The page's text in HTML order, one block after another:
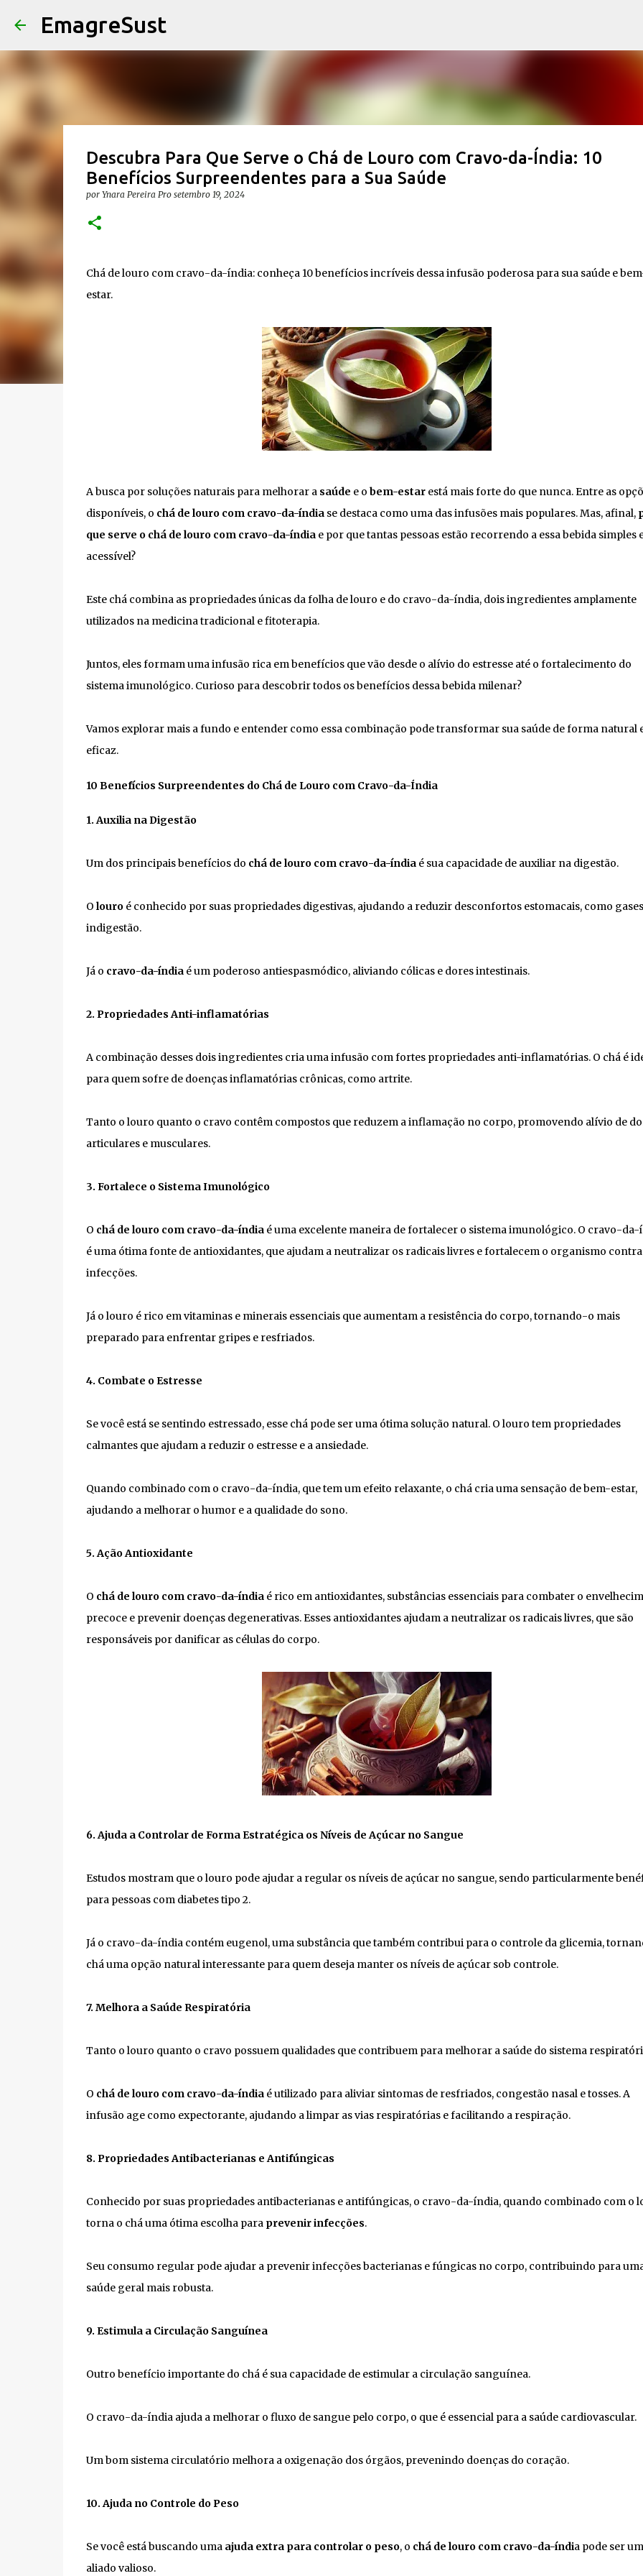
EmagreSust
Descubra Para Que Serve o Chá de Louro com Cravo-da-Índia: 10
Benefícios Surpreendentes para a Sua Saúde
por Ynara Pereira Pro setembro 19, 2024
Chá de louro com cravo-da-índia: conheça 10 benefícios incríveis dessa infusão poderosa para sua saúde e
estar.
A busca por soluções naturais para melhorar a saúde e o bem-estarestá mais forte do que nunca. Entre as
disponíveis, o chá de louro com cravo-da-índia se destaca como uma das infusões mais populares. Mas, afinal,
que serve o chá de louro com cravo-da-índiae por que tantas pessoas estão recorrendo a essa bebida simples
acessível?
Este chá combina as propriedades únicas da folha de louro e do cravo-da-índia, dois ingredientes amplamente
utilizados na medicina tradicional e fitoterapia.
Juntos, eles formam uma infusão rica em benefícios que vão desde o alívio do estresse até o fortalecimento do
sistema imunológico. Curioso para descobrir todos os benefícios dessa bebida milenar?
Vamos explorar mais a fundo e entender como essa combinação pode transformar sua saúde de forma natural
eficaz.
10 Benefícios Surpreendentes do Chá de Louro com Cravo-da-Índia
1. Auxilia na Digestão
Um dos principais benefícios do chá de louro com cravo-da-índiaé sua capacidade de auxiliar na digestão.
O louroé conhecido por suas propriedades digestivas, ajudando a reduzir desconfortos estomacais, como
indigestão.
Já o cravo-da-índiaé um poderoso antiespasmódico, aliviando cólicas e dores intestinais.
2. Propriedades Anti-inflamatórias
A combinação desses dois ingredientes cria uma infusão com fortes propriedades anti-inflamatórias. O chá é
para quem sofre de doenças inflamatórias crônicas, como artrite.
Tanto o louro quanto o cravo contêm compostos que reduzem a inflamação no corpo, promovendo alívio de
articulares e musculares.
3. Fortalece o Sistema Imunológico
O chá de louro com cravo-da-índiaé uma excelente maneira de fortalecer o sistema imunológico. O cravo-da-
é uma ótima fonte de antioxidantes, que ajudam a neutralizar os radicais livres e fortalecem o organismo contra
infecções.
Já o louro é rico em vitaminas e minerais essenciais que aumentam a resistência do corpo, tornando-o mais
preparado para enfrentar gripes e resfriados.
4. Combate o Estresse
Se você está se sentindo estressado, esse chá pode ser uma ótima solução natural. O louro tem propriedades
calmantes que ajudam a reduzir o estresse e a ansiedade.
Quando combinado com o cravo-da-índia, que tem um efeito relaxante, o chá cria uma sensação de bem-estar,
ajudando a melhorar o humor e a qualidade do sono.
5. Ação Antioxidante
O chá de louro com cravo-da-índiaé rico em antioxidantes, substâncias essenciais para combater o
precoce e prevenir doenças degenerativas. Esses antioxidantes ajudam a neutralizar os radicais livres, que são
responsáveis por danificar as células do corpo.
6. Ajuda a Controlar de Forma Estratégica os Níveis de Açúcar no Sangue
Estudos mostram que o louro pode ajudar a regular os níveis de açúcar no sangue, sendo particularmente
para pessoas com diabetes tipo 2.
Já o cravo-da-índia contém eugenol, uma substância que também contribui para o controle da glicemia,
chá uma opção natural interessante para quem deseja manter os níveis de açúcar sob controle.
7. Melhora a Saúde Respiratória
Tanto o louro quanto o cravo possuem qualidades que contribuem para melhorar a saúde do sistema
O chá de louro com cravo-da-índia é utilizado para aliviar sintomas de resfriados, congestão nasal e tosses. A
infusão age como expectorante, ajudando a limpar as vias respiratórias e facilitando a respiração.
8. Propriedades Antibacterianas e Antifúngicas
Conhecido por suas propriedades antibacterianas e antifúngicas, o cravo-da-índia, quando combinado com o
torna o chá uma ótima escolha para prevenir infecções.
Seu consumo regular pode ajudar a prevenir infecções bacterianas e fúngicas no corpo, contribuindo para
saúde geral mais robusta.
9. Estimula a Circulação Sanguínea
Outro benefício importante do chá é sua capacidade de estimular a circulação sanguínea.
O cravo-da-índia ajuda a melhorar o fluxo de sangue pelo corpo, o que é essencial para a saúde cardiovascular.
Um bom sistema circulatório melhora a oxigenação dos órgãos, prevenindo doenças do coração.
10. Ajuda no Controle do Peso
Se você está buscando uma ajuda extra para controlar o peso, o chá de louro com cravo-da-índia pode ser um
aliado valioso.